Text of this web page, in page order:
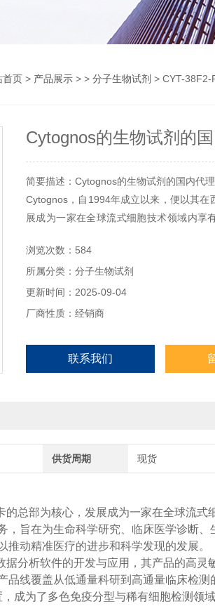
首页 > 产品展示 > > 分子生物试剂 > CYT-38F2-
Cytognos的生物试剂的
简要描述：Cytognos的生物试剂的国内代理
Cytognos，自1994年成立以来，便以其在
展成为一家在全球流式细胞技术领域内享
生物制药以及CRO/CDMO等制药合同服务
支持，以推动精准医疗的进步和科学发现的
浏览次数：584
所属分类：分子生物试剂
更新时间：2025-09-04
厂商性质：经销商
联系我们
供货周期 现货
的总部为核心，发展成为一家在全球流式
旨在为生命科学研究、临床医学诊断、
动精准医疗的进步和科学发现的发展。
分析软件的开发与应用，其产品的高灵
线覆盖从低通量科研到高通量临床检测
成为了多色免疫分型与稀有细胞检测领域